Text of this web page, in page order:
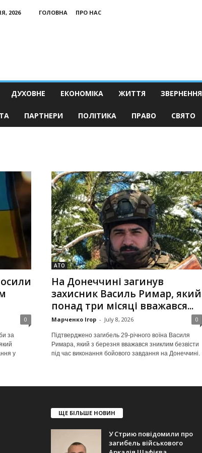
2026 ГОЛОВНА
ПРО НАС
ДУХОВНЕ ЕКОНОМІКА ЖИТТЯ ЗВЕРНЕННЯ
ПАРТНЕРИ ПОЛІТИКА ПРАВО СВЯТО
0
за
у
АТО
На Донеччині загинув
захисник Василь Римар, який
понад три місяці вважався...
Марченко Ігор - July 8, 2026 0
Підтверджено загибель 29-річного воїна Василя
Римара, який з березня вважався зниклим безвісти
під час виконання бойового завдання на Донеччині.
ЩЕ БІЛЬШЕ НОВИН
У Стрию повідомили про
загибель військового